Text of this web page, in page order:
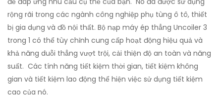
rộng rãi trong các ngành công nghiệp phụ tùng ô tô, thiết
bị gia dụng và đồ nội thất. Bộ nạp máy ép thẳng Uncoiler 3
trong 1 có thể tùy chỉnh cung cấp hoạt động hiệu quả và
khả năng duỗi thẳng vượt trội, cải thiện độ an toàn và năng
suất. Các tính năng tiết kiệm thời gian, tiết kiệm không
gian và tiết kiệm lao động thể hiện việc sử dụng tiết kiệm
cao của nó.